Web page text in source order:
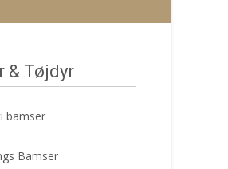
& Tøjdyr
bamser
Bamser